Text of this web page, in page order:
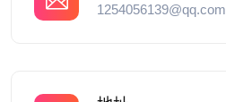
1254056139@qq.com